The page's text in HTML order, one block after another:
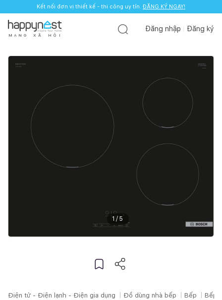
Kết nối đơn vị thiết kế - thi công uy tín. ĐĂNG KÝ NGAY!
M Ạ N G X Ã H Ộ I
Đăng nhập Đăng ký
1 / 5
Điện tử - Điện lạnh - Điện gia dụng Đồ dùng nhà bếp Bếp Bếp